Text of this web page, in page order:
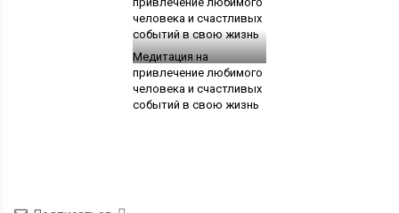
Медитация на
привлечение любимого
человека и счастливых
событий в свою жизнь